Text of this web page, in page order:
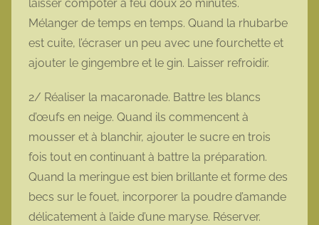
laisser compoter à feu doux 20 minutes.
Mélanger de temps en temps. Quand la rhubarbe
est cuite, l’écraser un peu avec une fourchette et
ajouter le gingembre et le gin. Laisser refroidir.
2/ Réaliser la macaronade. Battre les blancs
d’œufs en neige. Quand ils commencent à
mousser et à blanchir, ajouter le sucre en trois
fois tout en continuant à battre la préparation.
Quand la meringue est bien brillante et forme des
becs sur le fouet, incorporer la poudre d’amande
délicatement à l’aide d’une maryse. Réserver.